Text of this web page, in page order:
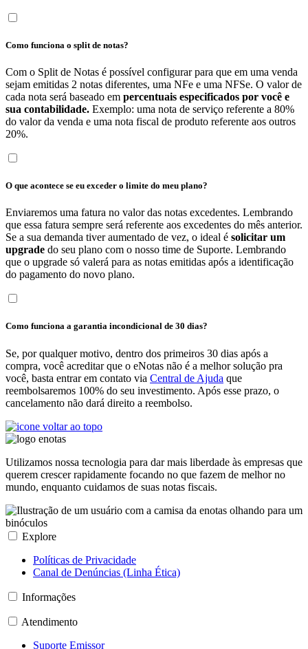
Como funciona o split de notas?
Com o Split de Notas é possível configurar para que em uma venda
sejam emitidas 2 notas diferentes, uma NFe e uma NFSe. O valor de
cada nota será baseado em percentuais especificados por você e
sua contabilidade. Exemplo: uma nota de serviço referente a 80%
do valor da venda e uma nota fiscal de produto referente aos outros
20%.
O que acontece se eu exceder o limite do meu plano?
Enviaremos uma fatura no valor das notas excedentes. Lembrando
que essa fatura sempre será referente aos excedentes do mês anterior.
Se a sua demanda tiver aumentado de vez, o ideal é solicitar um
upgrade do seu plano com o nosso time de Suporte. Lembrando
que o upgrade só valerá para as notas emitidas após a identificação
do pagamento do novo plano.
Como funciona a garantia incondicional de 30 dias?
Se, por qualquer motivo, dentro dos primeiros 30 dias após a
compra, você acreditar que o eNotas não é a melhor solução pra
você, basta entrar em contato via Central de Ajuda que
reembolsaremos 100% do seu investimento. Após esse prazo, o
cancelamento não dará direito a reembolso.
Utilizamos nossa tecnologia para dar mais liberdade às empresas que
querem crescer rapidamente focando no que fazem de melhor no
mundo, enquanto cuidamos de suas notas fiscais.
Explore
Políticas de Privacidade
Canal de Denúncias (Linha Ética)
Informações
Atendimento
Suporte Emissor